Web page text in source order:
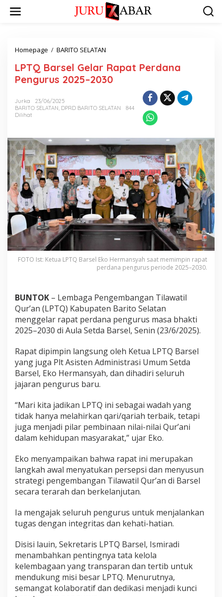
Homepage / BARITO SELATAN
LPTQ Barsel Gelar Rapat Perdana
Pengurus 2025–2030
Jurka
23/06/2025
BARITO SELATAN, DPRD BARITO SELATAN
844
Dilihat
FOTO Ist: Ketua LPTQ Barsel Eko Hermansyah saat memimpin rapat
perdana pengurus periode 2025–2030.
BUNTOK – Lembaga Pengembangan Tilawatil
Qur’an (LPTQ) Kabupaten Barito Selatan
menggelar rapat perdana pengurus masa bhakti
2025–2030 di Aula Setda Barsel, Senin (23/6/2025).
Rapat dipimpin langsung oleh Ketua LPTQ Barsel
yang juga Plt Asisten Administrasi Umum Setda
Barsel, Eko Hermansyah, dan dihadiri seluruh
jajaran pengurus baru.
“Mari kita jadikan LPTQ ini sebagai wadah yang
tidak hanya melahirkan qari/qariah terbaik, tetapi
juga menjadi pilar pembinaan nilai-nilai Qur’ani
dalam kehidupan masyarakat,” ujar Eko.
Eko menyampaikan bahwa rapat ini merupakan
langkah awal menyatukan persepsi dan menyusun
strategi pengembangan Tilawatil Qur’an di Barsel
secara terarah dan berkelanjutan.
Ia mengajak seluruh pengurus untuk menjalankan
tugas dengan integritas dan kehati-hatian.
Disisi lauin, Sekretaris LPTQ Barsel, Ismiradi
menambahkan pentingnya tata kelola
kelembagaan yang transparan dan tertib untuk
mendukung misi besar LPTQ. Menurutnya,
semangat kolaboratif dan dedikasi menjadi kunci